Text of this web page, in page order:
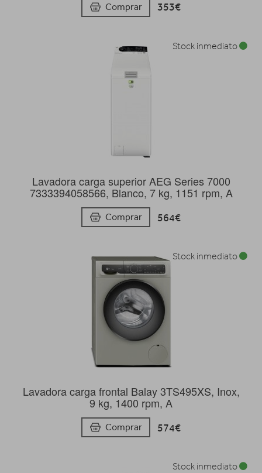
Comprar 353€
Lavadora carga superior AEG Series 7000
7333394058566, Blanco, 7 kg, 1151 rpm, A
Comprar 564€
Stock inmediato
Lavadora carga frontal Balay 3TS495XS, Inox,
9 kg, 1400 rpm, A
Comprar 574€
Stock inmediato
Stock inmediato